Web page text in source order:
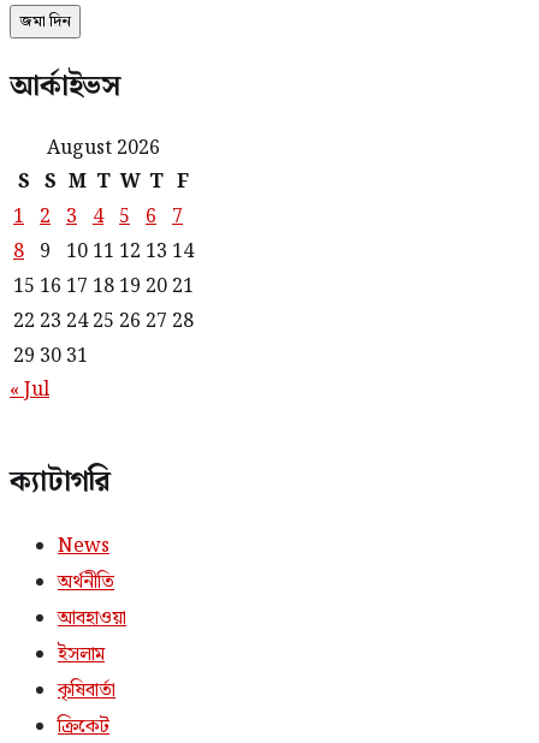
আর্কাইভস
August 2026
S S M T W T F
1 2 3 4 5 6 7
8 9 10 11 12 13 14
15 16 17 18 19 20 21
22 23 24 25 26 27 28
29 30 31
« Jul
ক্যাটাগরি
News
অর্থনীতি
আবহাওয়া
ইসলাম
কৃষিবার্তা
ক্রিকেট